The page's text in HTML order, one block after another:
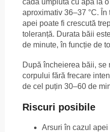
aproximativ 36–37 °C.
apei poate fi crescută
toleranță. Durata băii
de minute, în funcție de
După încheierea băii, se
corpului fără frecare
de cel puțin 30–60 de
Riscuri posibile
Arsuri în cazul apei